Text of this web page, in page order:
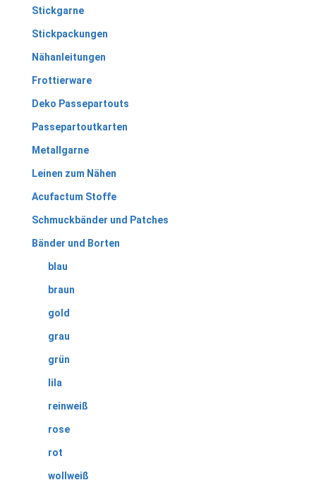
Stickgarne
Stickpackungen
Nähanleitungen
Frottierware
Deko Passepartouts
Passepartoutkarten
Metallgarne
Leinen zum Nähen
Acufactum Stoffe
Schmuckbänder und Patches
Bänder und Borten
blau
braun
gold
grau
grün
lila
reinweiß
rose
rot
wollweiß